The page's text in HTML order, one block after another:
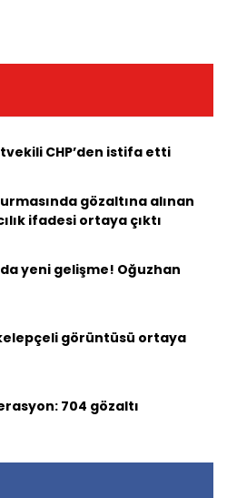
CHP’den istifa etti
gözaltına alınan
ifadesi ortaya çıktı
yeni gelişme! Oğuzhan
görüntüsü ortaya
704 gözaltı